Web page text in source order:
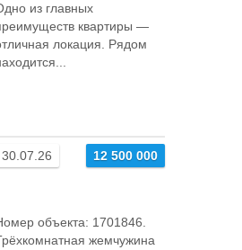
из главныx
квартиры —
локaция. Рядoм
30.07.26 12 500 000
объекта: 1701846.
жемчужина